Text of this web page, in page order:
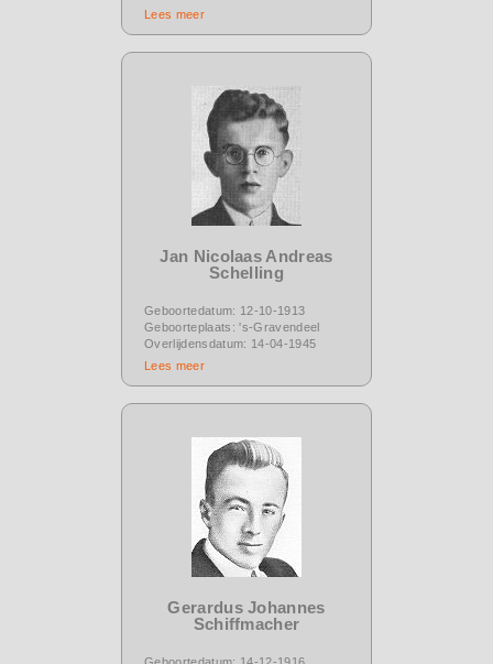
Lees meer
Jan Nicolaas Andreas
Schelling
Geboortedatum: 12-10-1913
Geboorteplaats: 's-Gravendeel
Overlijdensdatum: 14-04-1945
Lees meer
Gerardus Johannes
Schiffmacher